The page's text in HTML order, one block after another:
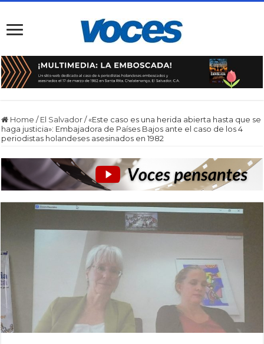
Home / El Salvador /«Este caso es una herida abierta hasta que se
haga justicia»: Embajadora de Países Bajos ante el caso de los 4
periodistas holandeses asesinados en 1982